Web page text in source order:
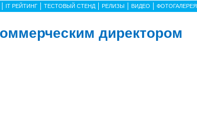
IT РЕЙТИНГ ТЕСТОВЫЙ СТЕНД РЕЛИЗЫ ВИДЕО ФОТОГАЛЕРЕЯ
директором